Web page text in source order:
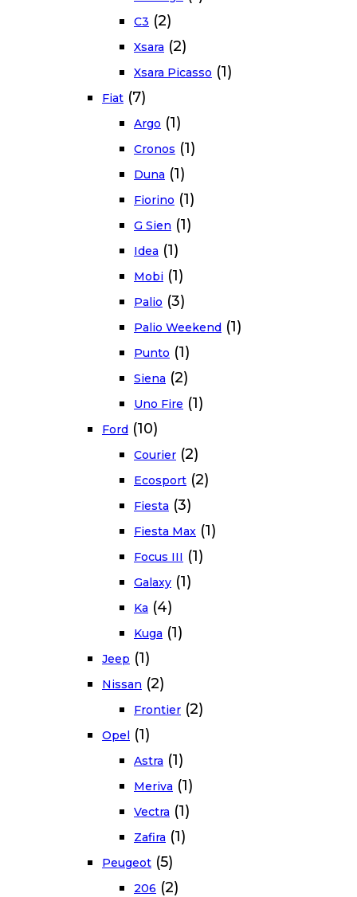
C3 (2)
Xsara (2)
Xsara Picasso (1)
Fiat (7)
Argo (1)
Cronos (1)
Duna (1)
Fiorino (1)
G Sien (1)
Idea (1)
Mobi (1)
Palio (3)
Palio Weekend (1)
Punto (1)
Siena (2)
Uno Fire (1)
Ford (10)
Courier (2)
Ecosport (2)
Fiesta (3)
Fiesta Max (1)
Focus III (1)
Galaxy (1)
Ka (4)
Kuga (1)
Jeep (1)
Nissan (2)
Frontier (2)
Opel (1)
Astra (1)
Meriva (1)
Vectra (1)
Zafira (1)
Peugeot (5)
206 (2)